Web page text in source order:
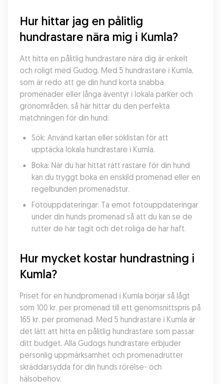
Hur hittar jag en pålitlig
hundrastare nära mig i Kumla?
Att hitta en pålitlig hundrastare nära dig är enkelt
och roligt med Gudog. Med 5 hundrastare i Kumla,
som är redo att ge din hund korta snabba
promenader eller långa äventyr i lokala parker och
grönområden, så här hittar du den perfekta
matchningen för din hund:
Sök: Använd kartan eller söklistan för att
upptäcka lokala hundrastare i Kumla.
Boka: När du har hittat rätt rastare för din hund
kan du tryggt boka en enskild promenad eller en
regelbunden promenadstur.
Fotouppdateringar: Ta emot fotouppdateringar
under din hunds promenad så att du kan se de
rutter de har tagit och det roliga de har haft.
Hur mycket kostar hundrastning i
Kumla?
Priset för en hundpromenad i Kumla börjar så lågt
som 100 kr. per promenad till ett genomsnittspris på
165 kr. per promenad. Med 5 hundrastare i Kumla är
det lätt att hitta en pålitlig hundrastare som passar
ditt budget. Alla Gudogs hundrastare erbjuder
personlig uppmärksamhet och promenadrutter
skräddarsydda för din hunds rörelse- och
hälsobehov.